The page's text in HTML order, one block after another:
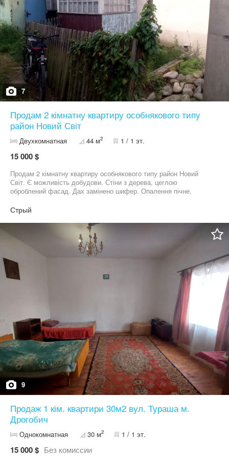
7
Продам 2 кімнатну квартиру особнякового типу
район Новий Світ
Двухкомнатная 44 м2 1 / 1 эт.
15 000 $
Продам 2 кімнатну квартиру особнякового типу район Новий
Світ. Є можливість добудови. Стіни з дерева, цеглою
оброблений фасад. Дах замінено шифер. Опалення пічне.
каналізацію і встановлено санвузол. Септик. Загальна площа 44
кВ м. 2 кімнати суміжно прохідні, коридор, санвузол, веранда .
Стрый
9
Продаж 1 кім. квартири 30м2 вул. Тураша м.
Дрогобич
Однокомнатная 30 м2 1 / 1 эт.
15 000 $ Без комиссии